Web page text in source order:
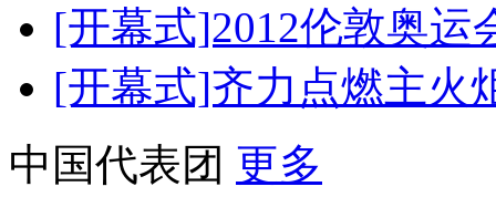
[开幕式]2012伦敦奥运
[开幕式]齐力点燃主火
中国代表团 更多